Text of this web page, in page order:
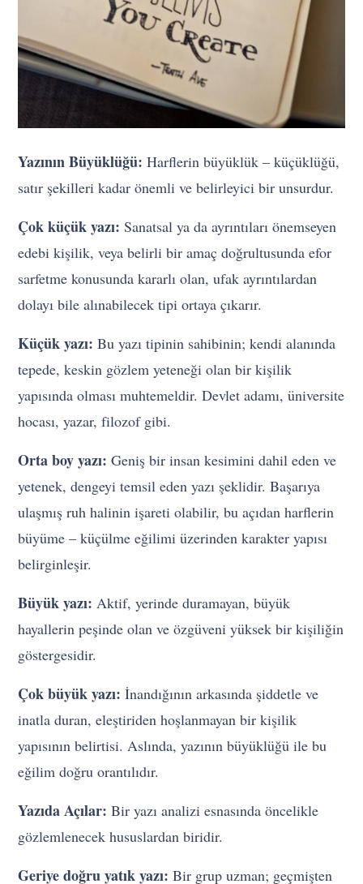
Yazının Büyüklüğü: Harflerin büyüklük – küçüklüğü,
satır şekilleri kadar önemli ve belirleyici bir unsurdur.
Çok küçük yazı: Sanatsal ya da ayrıntıları önemseyen
edebi kişilik, veya belirli bir amaç doğrultusunda efor
sarfetme konusunda kararlı olan, ufak ayrıntılardan
dolayı bile alınabilecek tipi ortaya çıkarır.
Küçük yazı: Bu yazı tipinin sahibinin; kendi alanında
tepede, keskin gözlem yeteneği olan bir kişilik
yapısında olması muhtemeldir. Devlet adamı, üniversite
hocası, yazar, filozof gibi.
Orta boy yazı: Geniş bir insan kesimini dahil eden ve
yetenek, dengeyi temsil eden yazı şeklidir. Başarıya
ulaşmış ruh halinin işareti olabilir, bu açıdan harflerin
büyüme – küçülme eğilimi üzerinden karakter yapısı
belirginleşir.
Büyük yazı:Aktif, yerinde duramayan, büyük
hayallerin peşinde olan ve özgüveni yüksek bir kişiliğin
göstergesidir.
Çok büyük yazı: İnandığının arkasında şiddetle ve
inatla duran, eleştiriden hoşlanmayan bir kişilik
yapısının belirtisi. Aslında, yazının büyüklüğü ile bu
eğilim doğru orantılıdır.
Yazıda Açılar:Bir yazı analizi esnasında öncelikle
gözlemlenecek hususlardan biridir.
Geriye doğru yatık yazı: Bir grup uzman; geçmişten